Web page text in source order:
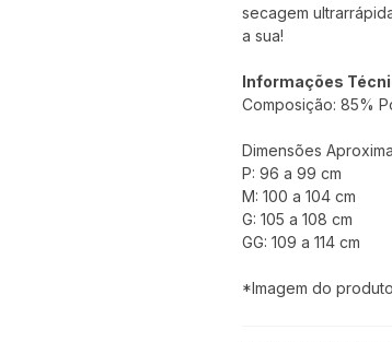
secagem
a sua!
Informações
Composição: 85%
Dimensões
P: 96 a 99 cm
M: 100 a 104 cm
G: 105 a 108 cm
GG: 109 a 114 cm
*Imagem do